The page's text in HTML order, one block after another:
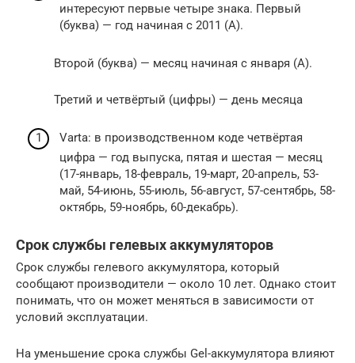
интересуют первые четыре знака. Первый
(буква) — год начиная с 2011 (А).
Второй (буква) — месяц начиная с января (А).
Третий и четвёртый (цифры) — день месяца
Varta: в производственном коде четвёртая
цифра — год выпуска, пятая и шестая — месяц
(17-январь, 18-февраль, 19-март, 20-апрель, 53-
май, 54-июнь, 55-июль, 56-август, 57-сентябрь, 58-
октябрь, 59-ноябрь, 60-декабрь).
Срок службы гелевых аккумуляторов
Срок службы гелевого аккумулятора, который
сообщают производители — около 10 лет. Однако стоит
понимать, что он может меняться в зависимости от
условий эксплуатации.
На уменьшение срока службы Gel-аккумулятора влияют